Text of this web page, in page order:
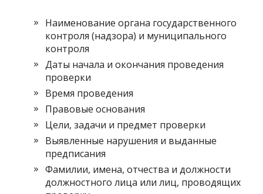
Наименование органа государственного
контроля (надзора) и муниципального
контроля
Даты начала и окончания проведения
проверки
Время проведения
Правовые основания
Цели, задачи и предмет проверки
Выявленные нарушения и выданные
предписания
Фамилии, имена, отчества и должности
должностного лица или лиц, проводящих